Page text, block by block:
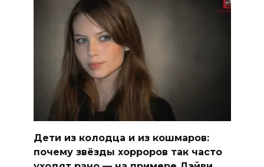
Дети из колодца и из кошмаров:
почему звёзды хорроров так часто